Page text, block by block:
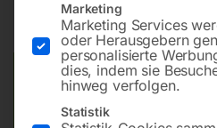
inkl. MwSt. zzgl.Versandkosten
Lieferzeit:Versandbereit in KW 40/
Versandkosten Standard
Bitte beachten Sie: Die
Andere Länder können
Marketing
Marketing Services
oder Herausgebern
personalisierte
dies, indem sie
hinweg verfolgen.
Statistik